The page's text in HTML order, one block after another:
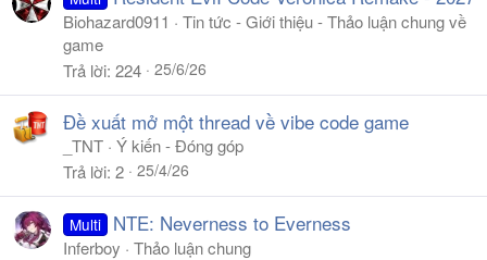
Biohazard0911
Tin tức - Giới thiệu - Thảo luận chung về
game
Trả lời 224 25/6/26
Đề xuất mở một thread về vibe code game
_TNT Ý kiến - Đóng góp
Trả lời 2 25/4/26
Multi NTE: Neverness to Everness
Inferboy
Thảo luận chung